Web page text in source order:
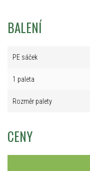
BALENÍ
PE sáček
1 paleta
Rozměr palety
CENY